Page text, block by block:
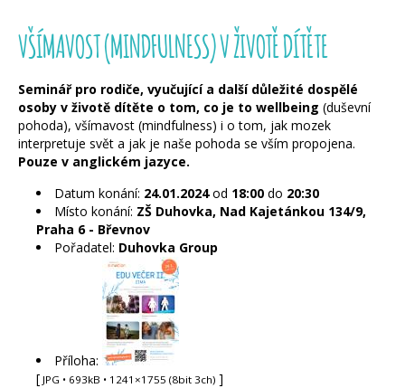
VŠÍMAVOST (MINDFULNESS) V ŽIVOTĚ DÍTĚTE
Seminář pro rodiče, vyučující a další důležité dospělé
osoby v životě dítěte o tom, co je to wellbeing (duševní
pohoda), všímavost (mindfulness) i o tom, jak mozek
interpretuje svět a jak je naše pohoda se vším propojena.
Pouze v anglickém jazyce.
Datum konání: 24.01.2024od 18:00 do 20:30
Místo konání: ZŠ Duhovka, Nad Kajetánkou 134/9,
Praha 6 - Břevnov
Pořadatel: Duhovka Group
Příloha:
[ JPG • 693kB • 1241×1755 (8bit 3ch) ]